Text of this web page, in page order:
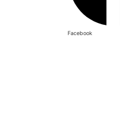
Facebook